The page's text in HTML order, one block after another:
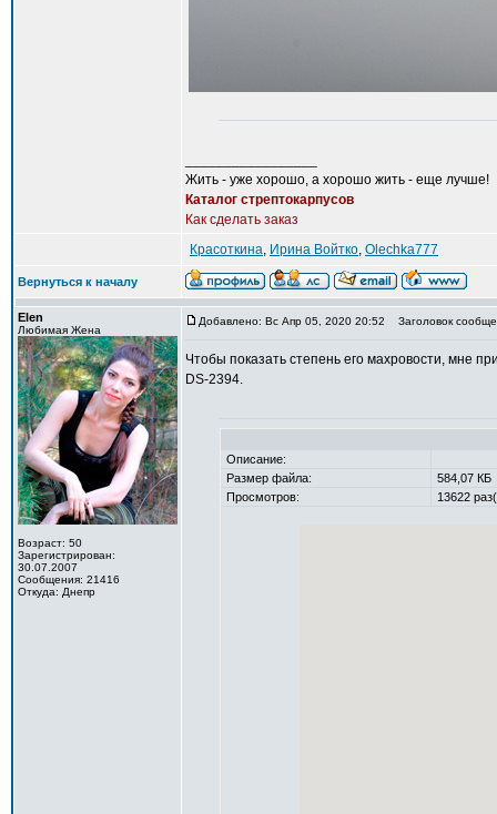
Жить - уже хорошо, а хорошо жить - еще лучше!
Каталог стрептокарпусов
Как сделать заказ
Красоткина, Ирина Войтко, Olechka777
Вернуться к началу
Elen
Любимая Жена
Возраст: 50
Зарегистрирован:
30.07.2007
Сообщения: 21416
Откуда: Днепр
Добавлено: Вс Апр 05, 2020 20:52 Заголовок
Чтобы показать степень его махровости, мне
DS-2394.
Описание:
Размер файла:
584,07 КБ
Просмотров:
13622